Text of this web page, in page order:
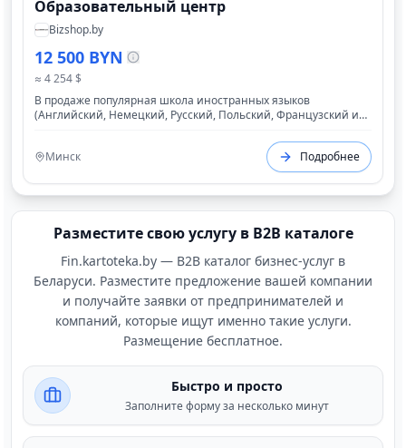
Образовательный центр
Bizshop.by
12 500 BYN
≈ 4 254 $
В продаже популярная школа иностранных языков
(Английский, Немецкий, Русский, Польский, Французский и
Минск
Подробнее
Разместите свою услугу в B2B каталоге
Fin.kartoteka.by — B2B каталог бизнес-услуг в
Беларуси. Разместите предложение вашей компании
и получайте заявки от предпринимателей и
компаний, которые ищут именно такие услуги.
Размещение бесплатное.
Быстро и просто
Заполните форму за несколько минут